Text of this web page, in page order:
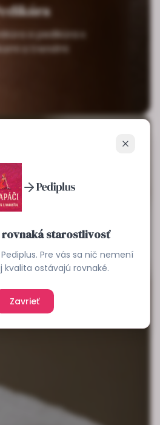
Zavrieť
rovnaká starostlivosť
Pre vás sa nič nemení
kvalita ostávajú rovnaké.
Zavrieť
a pedikúra s
a trendmi